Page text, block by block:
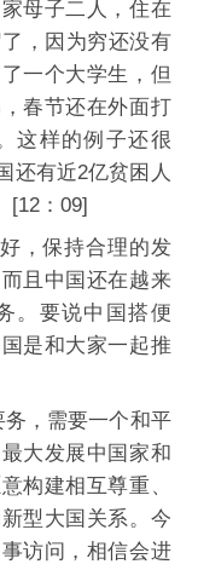
母子二人，住在
，因为穷还没有
一个大学生，但
春节还在外面打
这样的例子还很
还有近2亿贫困人
[12：09]
，保持合理的发
且中国还在越来
。要说中国搭便
是和大家一起推
，需要一个和平
大发展中国家和
构建相互尊重、
型大国关系。今
访问，相信会进